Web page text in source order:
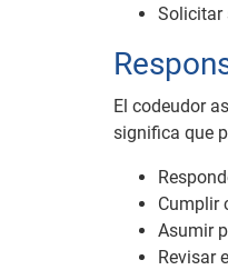
Solicitar
El codeudor
significa que
Cumplir
Asumir
Revisar